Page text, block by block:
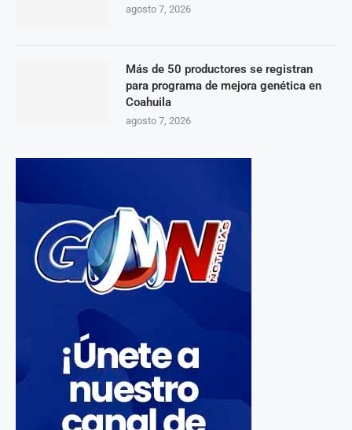
agosto 7, 2026
Más de 50 productores se registran
para programa de mejora genética en
Coahuila
agosto 7, 2026